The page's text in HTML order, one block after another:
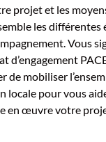
projet et les
les différentes
Vous
d’engagement
de mobiliser
locale pour vous
en œuvre votre